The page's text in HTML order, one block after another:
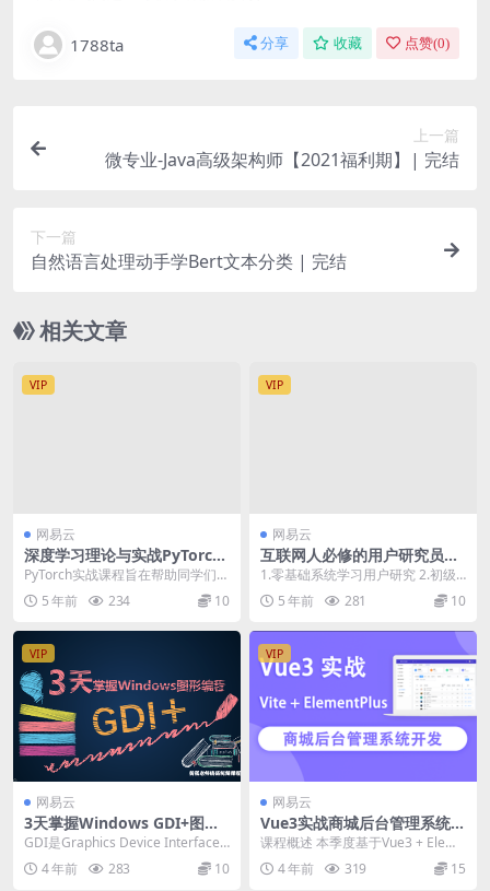
1788ta 分享 收藏 点赞(0)
上一篇
微专业-Java高级架构师【2021福利期】| 完结
下一篇
自然语言处理动手学Bert文本分类 | 完结
相关文章
VIP
网易云
深度学习理论与实战PyTorch
实现 | 完结
PyTorch实战课程旨在帮助同学们快
速掌握PyTorch框架核心模块使用方
法与...5 年前 234 10
VIP
网易云
互联网人必修的用户研究员课
| 完结
1.零基础系统学习用户研究 2.初级
用户研究员 3.以用户为中心的产品
经理、设计...
5 年前 281 10
VIP
网易云
3天掌握Windows GDI+图形
编程 | 完结
GDI是Graphics Device Interface
的缩写，含义是图形设备...
4 年前 283 10
VIP
网易云
Vue3实战商城后台管理系统开
发 | 完结
课程概述 本季度基于Vue3 + Eleme
ntPlus + Vite实战开发商...
4 年前 319 15